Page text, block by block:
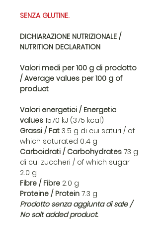
SENZA GLUTINE.
DICHIARAZIONE NUTRIZIONALE /
NUTRITION DECLARATION
Valori medi per 100 g di prodotto
/ Average values per 100 g of
product
Valori energetici / Energetic
values 1570 kJ (375 kcal)
Grassi / Fat 3.5 g di cui saturi / of
which saturated 0.4 g
Carboidrati / Carbohydrates 73 g
di cui zuccheri / of which sugar
2.0 g
Fibre / Fibre 2.0 g
Proteine / Protein 7.3 g
Prodotto senza aggiunta di sale /
No salt added product.